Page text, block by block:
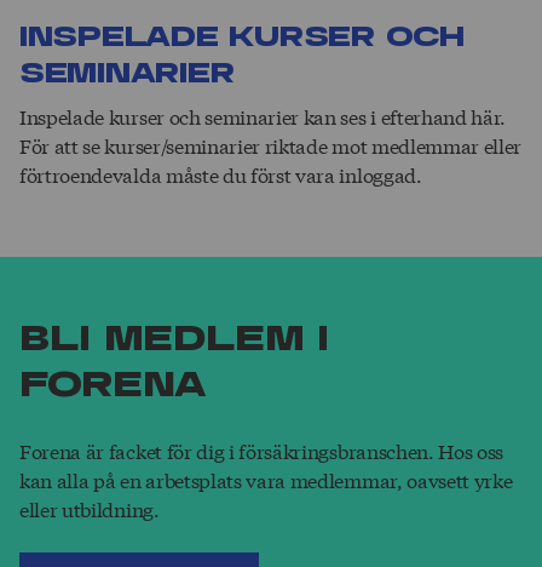
In­spelade kurser och
seminarier
Inspelade kurser och seminarier kan ses i efterhand här.
För att se kurser/seminarier riktade mot medlemmar eller
förtroendevalda måste du först vara inloggad.
Bli medlem i
Forena
Forena är facket för dig i försäkringsbranschen. Hos oss
kan alla på en arbetsplats vara medlemmar, oavsett yrke
eller utbildning.